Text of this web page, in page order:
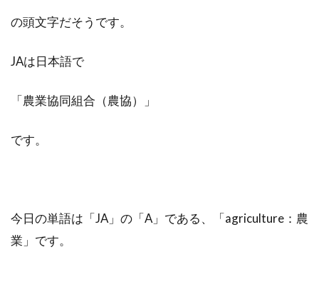
の頭文字だそうです。
JAは日本語で
「農業協同組合（農協）」
です。
今日の単語は「JA」の「A」である、「agriculture：農
業」です。